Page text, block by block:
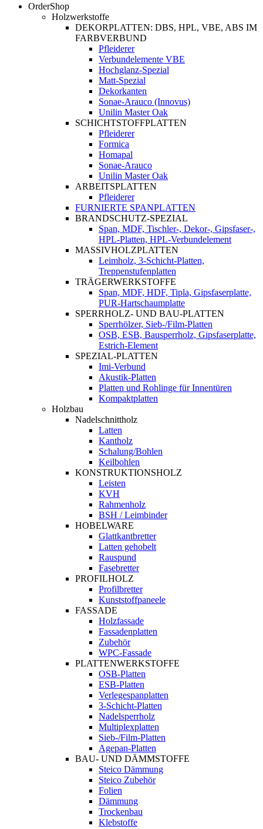
OrderShop
Holzwerkstoffe
DEKORPLATTEN: DBS, HPL, VBE, ABS IM
FARBVERBUND
Pfleiderer
Verbundelemente VBE
Hochglanz-Spezial
Matt-Spezial
Dekorkanten
Sonae-Arauco (Innovus)
Unilin Master Oak
SCHICHTSTOFFPLATTEN
Pfleiderer
Formica
Homapal
Sonae-Arauco
Unilin Master Oak
ARBEITSPLATTEN
Pfleiderer
FURNIERTE SPANPLATTEN
BRANDSCHUTZ-SPEZIAL
Span, MDF, Tischler-, Dekor-, Gipsfaser-,
HPL-Platten, HPL-Verbundelement
MASSIVHOLZPLATTEN
Leimholz, 3-Schicht-Platten,
Treppenstufenplatten
TRÄGERWERKSTOFFE
Span, MDF, HDF, Tipla, Gipsfaserplatte,
PUR-Hartschaumplatte
SPERRHOLZ- UND BAU-PLATTEN
Sperrhölzer, Sieb-/Film-Platten
OSB, ESB, Bausperrholz, Gipsfaserplatte,
Estrich-Element
SPEZIAL-PLATTEN
Imi-Verbund
Akustik-Platten
Platten und Rohlinge für Innentüren
Kompaktplatten
Holzbau
Nadelschnittholz
Latten
Kantholz
Schalung/Bohlen
Keilbohlen
KONSTRUKTIONSHOLZ
Leisten
KVH
Rahmenholz
BSH / Leimbinder
HOBELWARE
Glattkantbretter
Latten gehobelt
Rauspund
Fasebretter
PROFILHOLZ
Profilbretter
Kunststoffpaneele
FASSADE
Holzfassade
Fassadenplatten
Zubehör
WPC-Fassade
PLATTENWERKSTOFFE
OSB-Platten
ESB-Platten
Verlegespanplatten
3-Schicht-Platten
Nadelsperrholz
Multiplexplatten
Sieb-/Film-Platten
Agepan-Platten
BAU- UND DÄMMSTOFFE
Steico Dämmung
Steico Zubehör
Folien
Dämmung
Trockenbau
Klebstoffe